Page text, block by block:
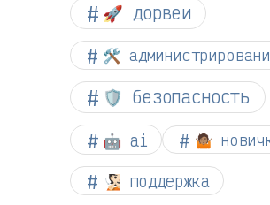
🚀 дорвеи
🛠️
🛡️ безопасность
🤖 ai 🤷🏽
🧏🏻 поддержка